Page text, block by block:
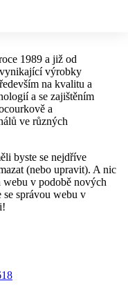
1989 a již od
výrobky
na kvalitu a
a se zajištěním
a
ve různých
byste se nejdříve
(nebo upravit). A nic
webu v podobě nových
se správou webu v